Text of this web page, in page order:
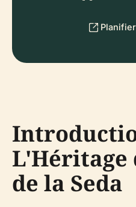
L'Héritage
de la Seda